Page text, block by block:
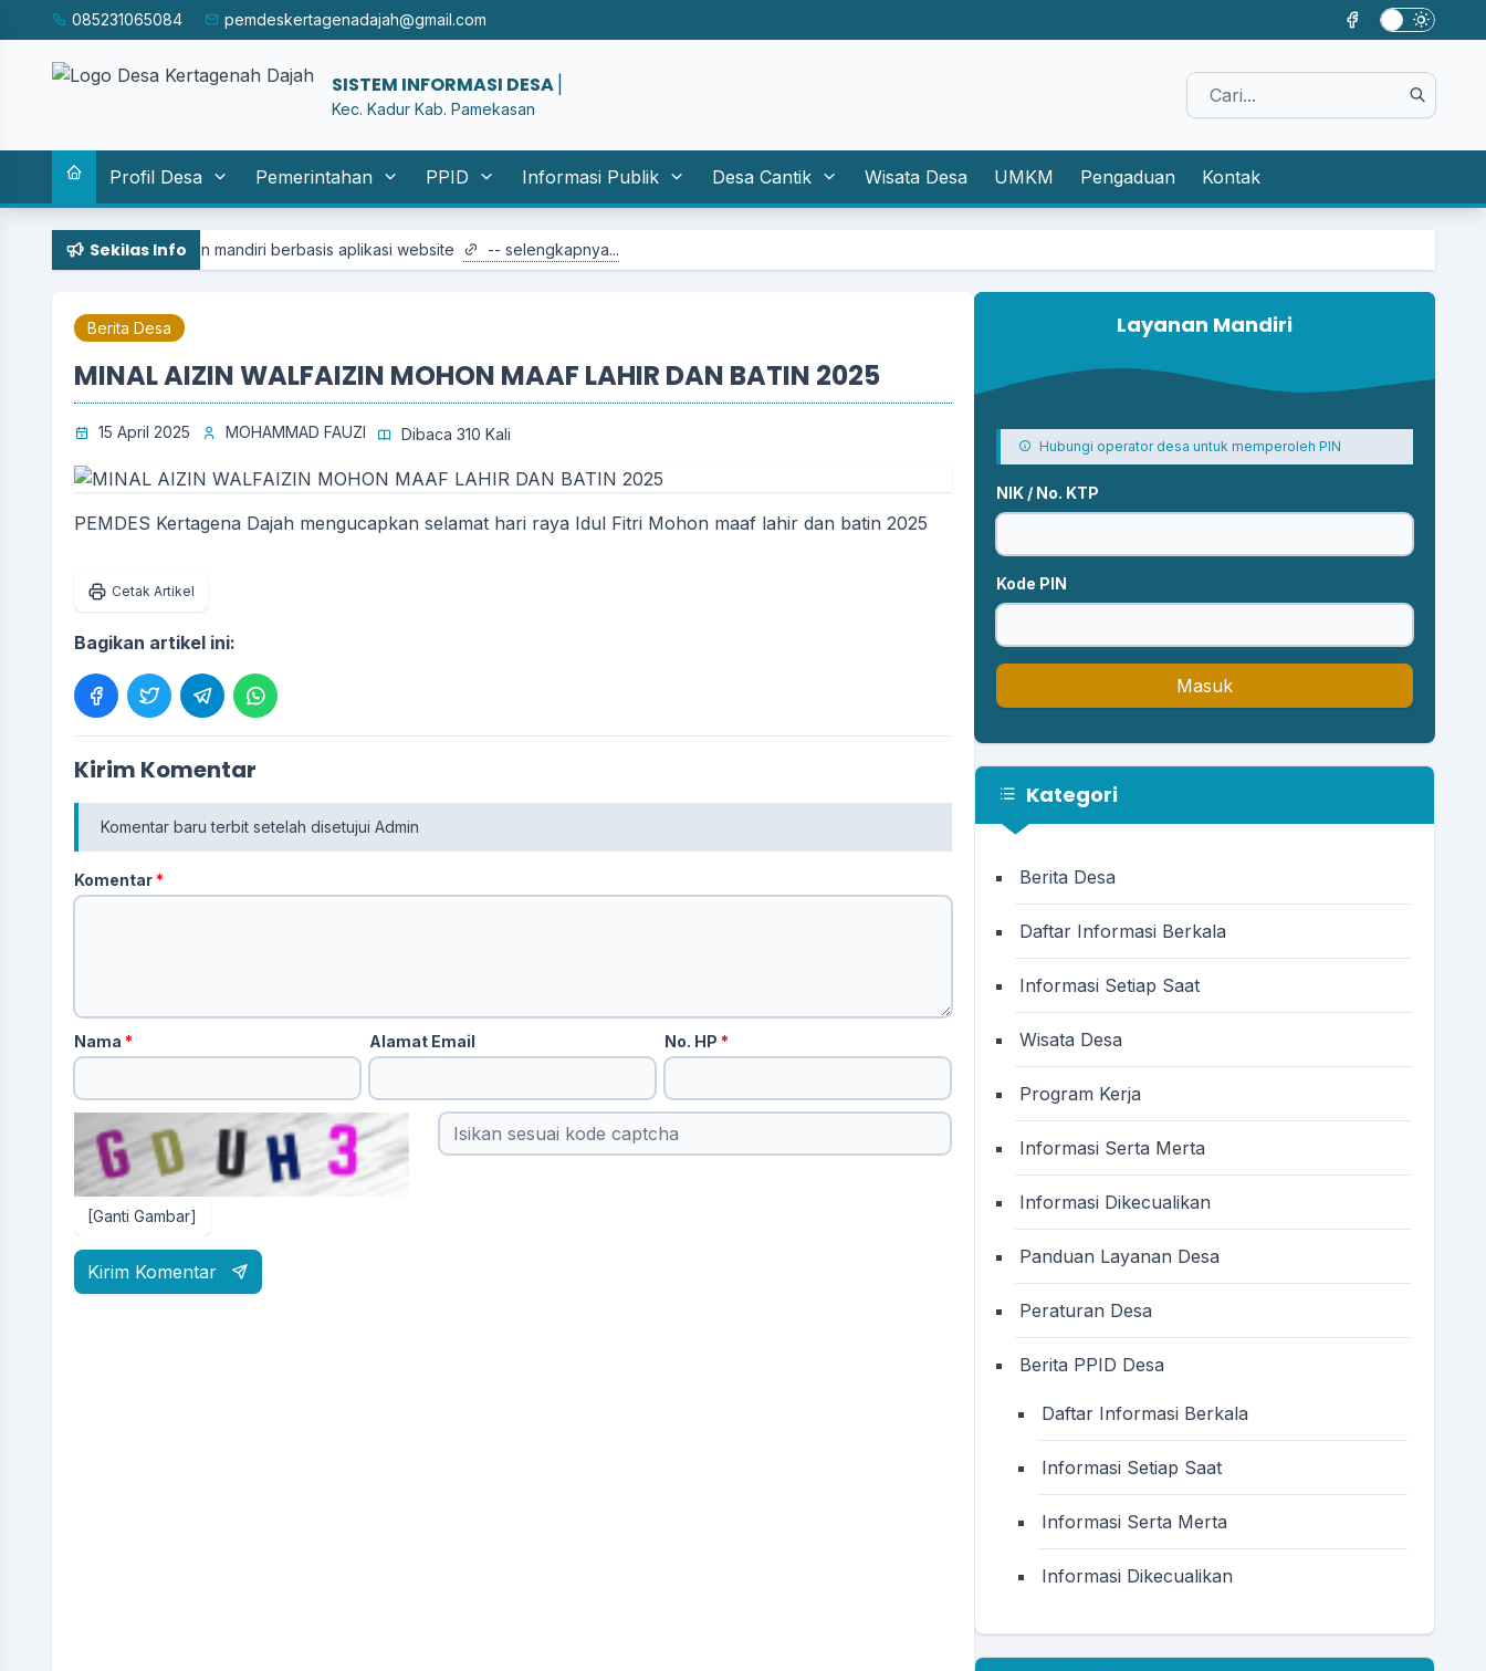
085231065084 pemdeskertagenadajah@gmail.com
SISTEM INFORMASI DESA KERTAGEN
Kec. Kadur Kab. Pamekasan
Profil Desa Pemerintahan PPID Informasi Publik Desa Cantik Wisata Desa UMKM Pengaduan Kontak
Sekilas Info
layanan mandiri berbasis aplikasi website -- selengkapnya...
Berita Desa
MINAL AIZIN WALFAIZIN MOHON MAAF LAHIR DAN BATIN 2025
15 April 2025 MOHAMMAD FAUZI Dibaca 310 Kali
PEMDES Kertagena Dajah mengucapkan selamat hari raya Idul Fitri Mohon maaf lahir dan batin 2025
Cetak Artikel
Bagikan artikel ini:
Kirim Komentar
Komentar baru terbit setelah disetujui Admin
Komentar*
Nama * Alamat Email No. HP*
[Ganti Gambar]
Kirim Komentar
Layanan Mandiri
Hubungi operator desa untuk memperoleh PIN
NIK / No. KTP
Kode PIN
Masuk
Kategori
Berita Desa
Daftar Informasi Berkala
Informasi Setiap Saat
Wisata Desa
Program Kerja
Informasi Serta Merta
Informasi Dikecualikan
Panduan Layanan Desa
Peraturan Desa
Berita PPID Desa
Daftar Informasi Berkala
Informasi Setiap Saat
Informasi Serta Merta
Informasi Dikecualikan